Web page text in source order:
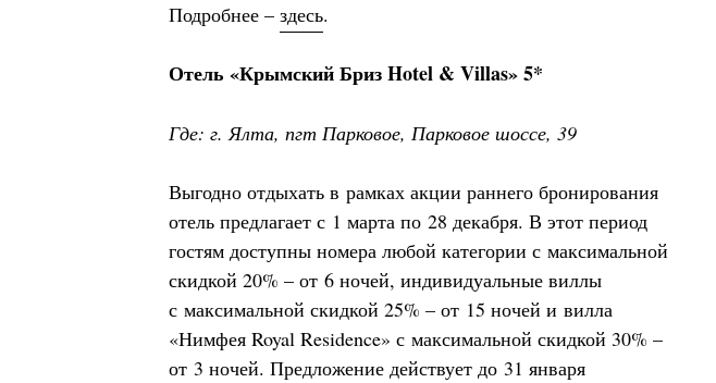
Подробнее – здесь.
Отель «Крымский Бриз Hotel & Villas» 5*
Где: г. Ялта, пгт Парковое, Парковое шоссе, 39
Выгодно отдыхать в рамках акции раннего бронирования
отель предлагает с 1 марта по 28 декабря. В этот период
гостям доступны номера любой категории с максимальной
скидкой 20% – от 6 ночей, индивидуальные виллы
с максимальной скидкой 25% – от 15 ночей и вилла
«Нимфея Royal Residence» с максимальной скидкой 30% –
от 3 ночей. Предложение действует до 31 января